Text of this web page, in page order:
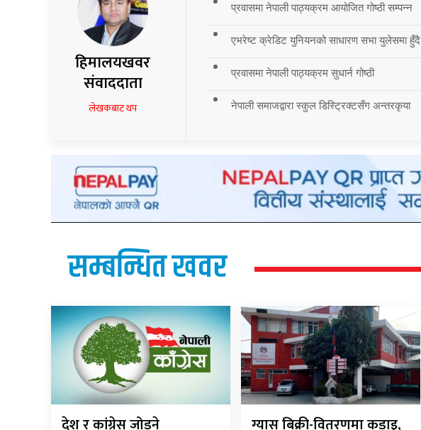
हिमालयखवर
संवाददाता
लेखकबाट थप
प्रवासमा नेपाली पाठ्यक्रम आयोजित गोष्ठी सम्पन्न
एभरेष्ट क्रेडिट युनियनको साधारण सभा युलेसमा हुँदै
प्रवासमा नेपाली पाठ्यक्रम सुधार्न गोष्ठी
नेपाली समाजद्वारा स्कुल डिस्ट्रिक्टसँग अन्तरकृया
सम्बन्धित खवर
देश र कांग्रेस जोड्ने ग्यास बिक्री-वितरणमा कडाइ,